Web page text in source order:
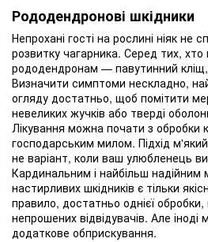
Рододендронові шкідники
Непрохані гості на рослині ніяк не
розвитку чагарника. Серед тих,
рододендронам — павутинний
Визначити симптоми нескладно,
огляду достатньо, щоб помітити
невеликих жучків або тверді
Лікування можна почати з обробки
господарським милом. Підхід
не варіант, коли ваш улюбленець
Кардинальним і найбільш
настирливих шкідників є тільки
правило, достатньо однієї
непрошених відвідувачів. Але
додаткове обприскування.